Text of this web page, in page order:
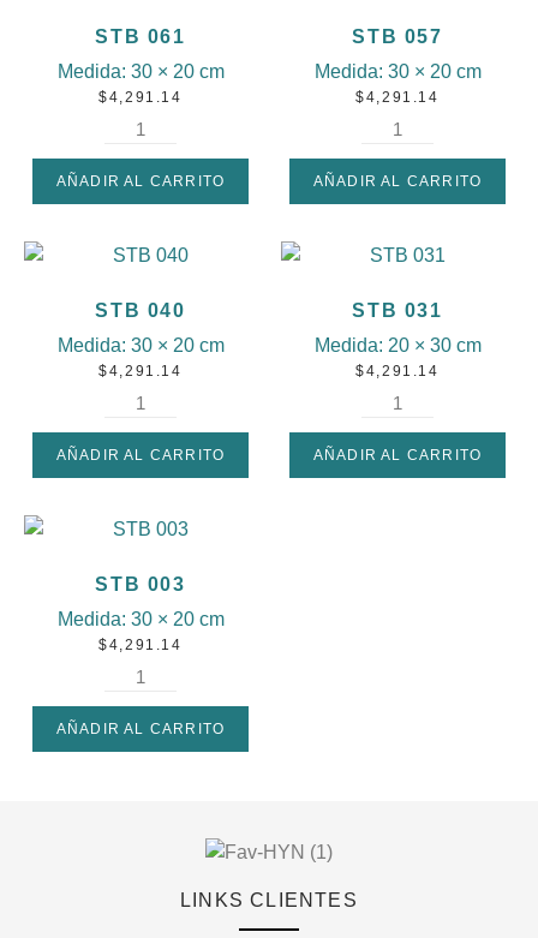
STB 061
Medida: 30 × 20 cm
$4,291.14
AÑADIR AL CARRITO
STB 057
Medida: 30 × 20 cm
$4,291.14
AÑADIR AL CARRITO
STB 040
Medida: 30 × 20 cm
$4,291.14
AÑADIR AL CARRITO
STB 031
Medida: 20 × 30 cm
$4,291.14
AÑADIR AL CARRITO
STB 003
Medida: 30 × 20 cm
$4,291.14
AÑADIR AL CARRITO
LINKS CLIENTES